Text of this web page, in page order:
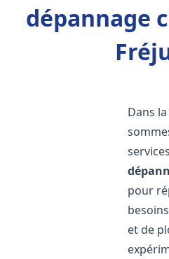
dépannage
Dans
pour
et de